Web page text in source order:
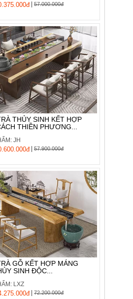
| 57.000.000đ
THỦY SINH KẾT HỢP
THIỀN PHƯƠNG...
JH
| 57.900.000đ
GỖ KẾT HỢP MÁNG
SINH ĐỘC...
LXZ
| 72.200.000đ